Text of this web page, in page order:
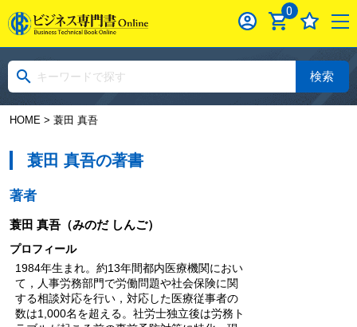
0
検索
HOME> 蓑田 真吾
蓑田 真吾の著書
著者
蓑田 真吾（みのだ しんご）
プロフィール
1984年生まれ。約13年間都内医療機関におい
て，人事労務部門で労働問題や社会保険に関
する相談対応を行い，対応した医療従事者の
数は1,000名を超える。社労士独立後は労務ト